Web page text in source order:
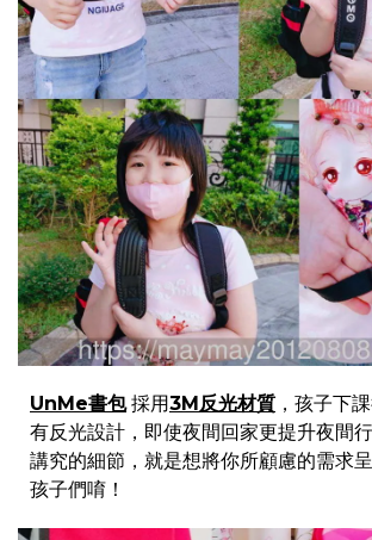
UnMe書包採用3M反光材質 ，孩子下
有反光設計，即使夜間回家更提升夜間
講究的細節，就是想將你所顧慮的需求
孩子們唷！